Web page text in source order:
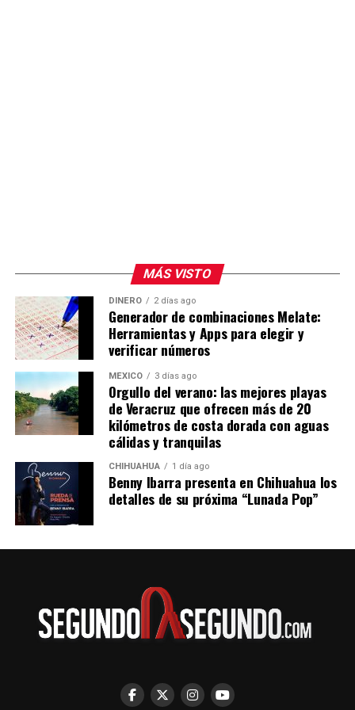
MÁS VISTO
DINERO 2 días ago
Generador de combinaciones Melate:
Herramientas y Apps para elegir y
verificar números
MÉXICO 3 días ago
Orgullo del verano: las mejores playas
de Veracruz que ofrecen más de 20
kilómetros de costa dorada con aguas
cálidas y tranquilas
CHIHUAHUA 1 día ago
Benny Ibarra presenta en Chihuahua los
detalles de su próxima “Lunada Pop”